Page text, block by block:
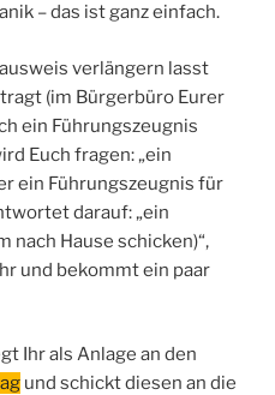
– das ist ganz einfach.
verlängern lasst
(im Bürgerbüro Eurer
ein Führungszeugnis
Euch fragen: „ein
ein Führungszeugnis für
darauf: „ein
nach Hause schicken)“,
und bekommt ein paar
Ihr als Anlage an den
und schickt diesen an die